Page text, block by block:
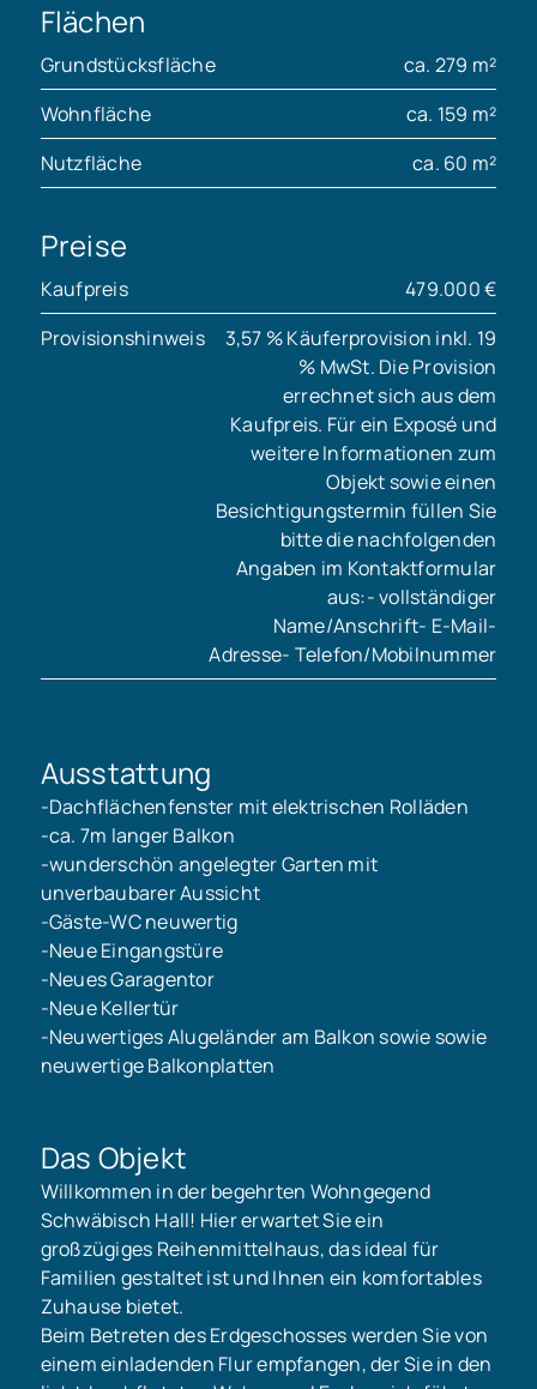
Flächen
Grundstücksfläche
ca. 279 m²
Wohnfläche
ca. 159 m²
Nutzfläche
ca. 60 m²
Preise
Kaufpreis
479.000 €
Provisionshinweis
3,57 % Käuferprovision inkl. 19
% MwSt. Die Provision
errechnet sich aus dem
Kaufpreis. Für ein Exposé und
weitere Informationen zum
Objekt sowie einen
Besichtigungstermin füllen Sie
bitte die nachfolgenden
Angaben im Kontaktformular
aus:- vollständiger
Name/Anschrift- E-Mail-
Adresse- Telefon/Mobilnummer
Ausstattung
-Dachflächenfenster mit elektrischen Rolläden
-ca. 7m langer Balkon
-wunderschön angelegter Garten mit
unverbaubarer Aussicht
-Gäste-WC neuwertig
-Neue Eingangstüre
-Neues Garagentor
-Neue Kellertür
-Neuwertiges Alugeländer am Balkon sowie sowie
neuwertige Balkonplatten
Das Objekt
Willkommen in der begehrten Wohngegend
Schwäbisch Hall! Hier erwartet Sie ein
großzügiges Reihenmittelhaus, das ideal für
Familien gestaltet ist und Ihnen ein komfortables
Zuhause bietet.
Beim Betreten des Erdgeschosses werden Sie von
einem einladenden Flur empfangen, der Sie in den